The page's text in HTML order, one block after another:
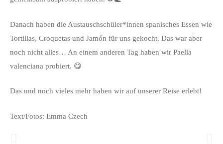
Danach haben die Austauschschüler*innen spanisches Essen wie
Tortillas, Croquetas und Jamón für uns gekocht. Das war aber
noch nicht alles… An einem anderen Tag haben wir Paella
valenciana probiert. 😋
Das und noch vieles mehr haben wir auf unserer Reise erlebt!
Text/Fotos: Emma Czech